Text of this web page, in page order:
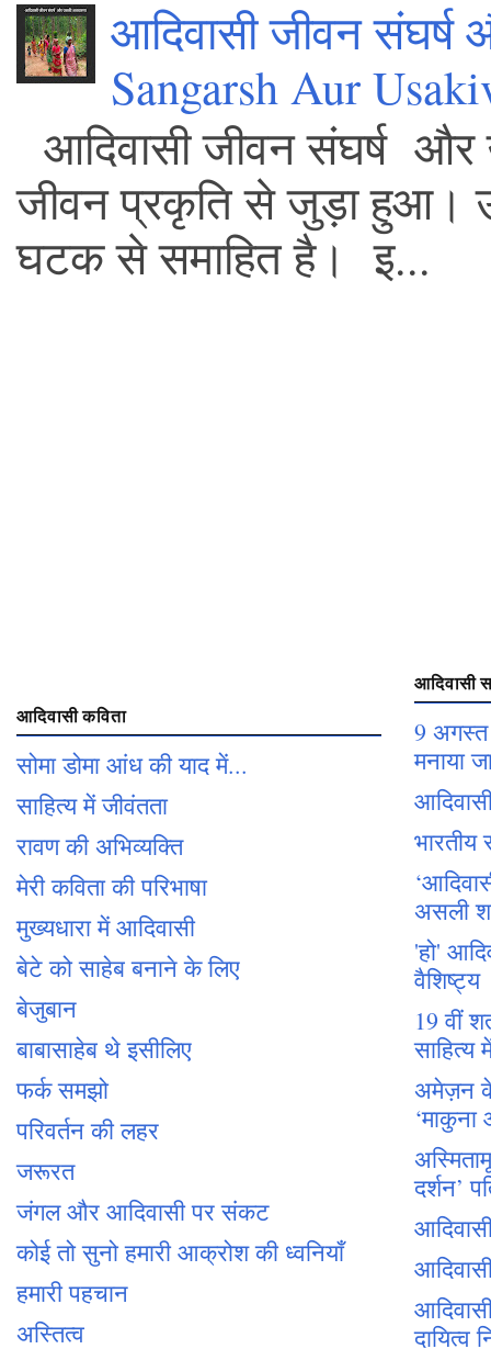
आदिवासी जीवन
Sangarsh Aur
आदिवासी जीवन संघर्ष और
जीवन प्रकृति से जुड़ा हुआ।
घटक से समाहित है। इ...
आदिवासी कविता
सोमा डोमा आंध की याद में...
साहित्य में जीवंतता
रावण की अभिव्यक्ति
मेरी कविता की परिभाषा
मुख्यधारा में आदिवासी
बेटे को साहेब बनाने के लिए
बेजुबान
बाबासाहेब थे इसीलिए
फर्क समझो
परिवर्तन की लहर
जरूरत
जंगल और आदिवासी पर संकट
कोई तो सुनो हमारी आक्रोश की ध्वनियाँ
हमारी पहचान
अस्तित्व
आदिवासी
9 अगस्त
मनाया
भारतीय
असली
'हो'
वैशिष्ट्य
19 वीं
साहित्य
अमेज़न
‘माकुना
दर्शन’
दायित्व